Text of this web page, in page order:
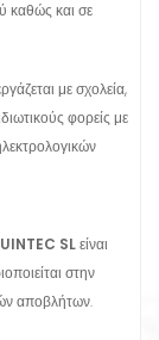
καθώς και σε
με σχολεία,
φορείς με
SLείναι
στην
αποβλήτων.